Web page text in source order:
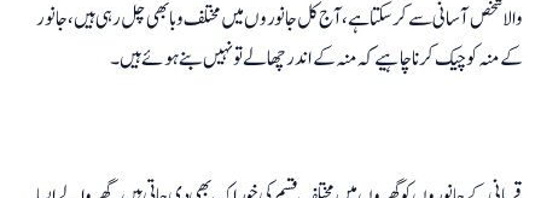
والا شخص آسانی سے کرسکتا ہے، آج کل جانوروں میں مختلف وبا بھی چل رہی ہیں، جانور
کے منہ کو چیک کرنا چاہیے کہ منہ کے اندر چھالے تو نہیں بنے ہوئے ہیں۔